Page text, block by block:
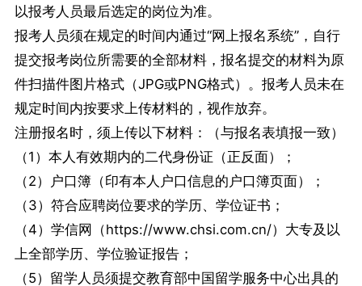
以报考人员最后选定的岗位为准。
报考人员须在规定的时间内通过“网上报名系统”，自行
提交报考岗位所需要的全部材料，报名提交的材料为原
件扫描件图片格式（JPG或PNG格式）。报考人员未在
规定时间内按要求上传材料的，视作放弃。
注册报名时，须上传以下材料：（与报名表填报一致）
（1）本人有效期内的二代身份证（正反面）；
（2）户口簿（印有本人户口信息的户口簿页面）；
（3）符合应聘岗位要求的学历、学位证书；
（4）学信网（https://www.chsi.com.cn/）大专及以
上全部学历、学位验证报告；
（5）留学人员须提交教育部中国留学服务中心出具的